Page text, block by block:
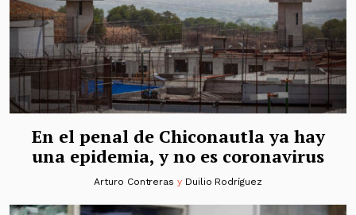
En el penal de Chiconautla ya hay
una epidemia, y no es coronavirus
Arturo Contreras y Duilio Rodríguez